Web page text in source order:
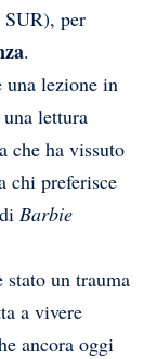
per
.
lezione in
lettura
che ha vissuto
chi preferisce
Barbie
un trauma
a vivere
ancora oggi